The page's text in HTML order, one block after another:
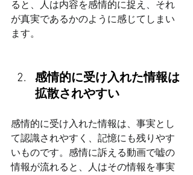
ると、人は内容を感情的に捉え、それ
が真実であるかのように感じてしまい
ます。
感情的に受け入れた情報は
拡散されやすい
感情的に受け入れた情報は、事実とし
て認識されやすく、記憶にも残りやす
いものです。感情に訴える動画で嘘の
情報が流れると、人はその情報を事実